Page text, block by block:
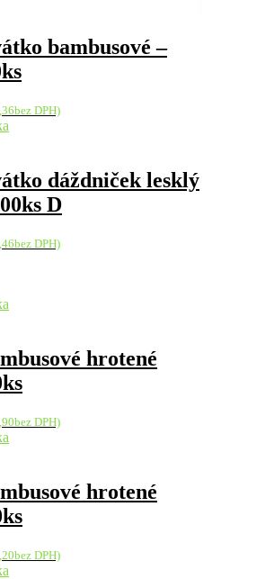
bambusové –
bez DPH)
dáždniček lesklý
D
bez DPH)
hrotené
bez DPH)
hrotené
bez DPH)